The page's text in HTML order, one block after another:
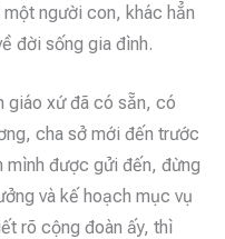
người con, khác hẳn
đời sống gia đình.
giáo xứ đã có sẵn, có
cha sở mới đến trước
mình được gửi đến, đừng
và kế hoạch mục vụ
rõ cộng đoàn ấy, thì